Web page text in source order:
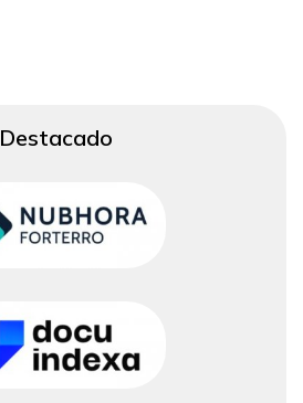
Destacado